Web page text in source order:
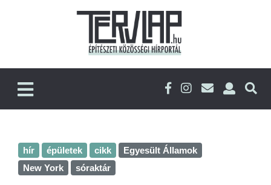
hír épületek cikk
Egyesült Államok
New York
sóraktár